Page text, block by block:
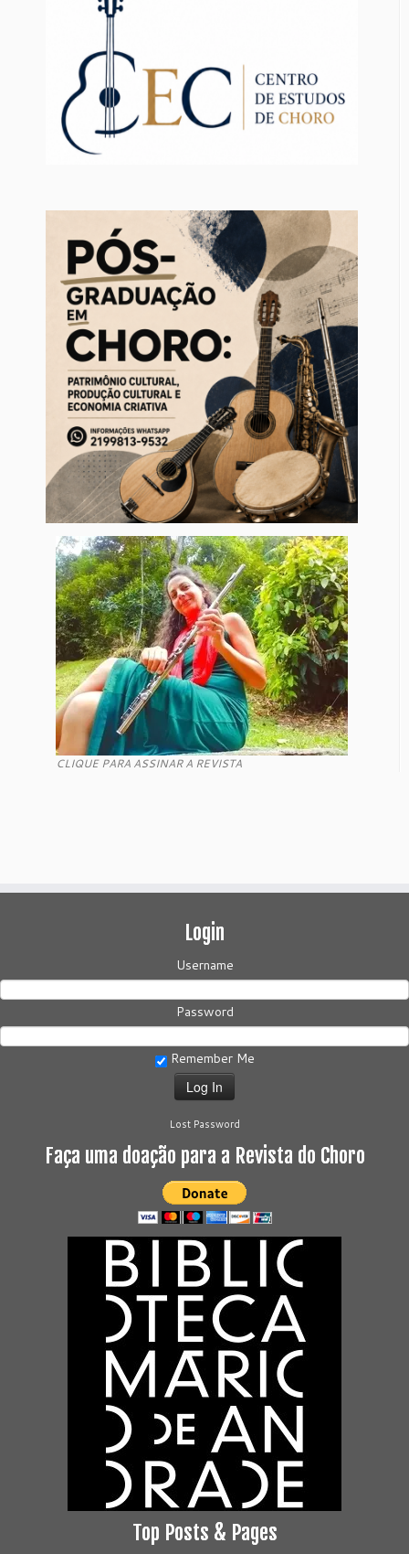
CLIQUE PARA ASSINAR A REVISTA
Login
Username
Password
Remember Me
Lost Password
Faça uma doação para a Revista do Choro
Top Posts & Pages